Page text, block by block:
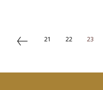
21 22 23